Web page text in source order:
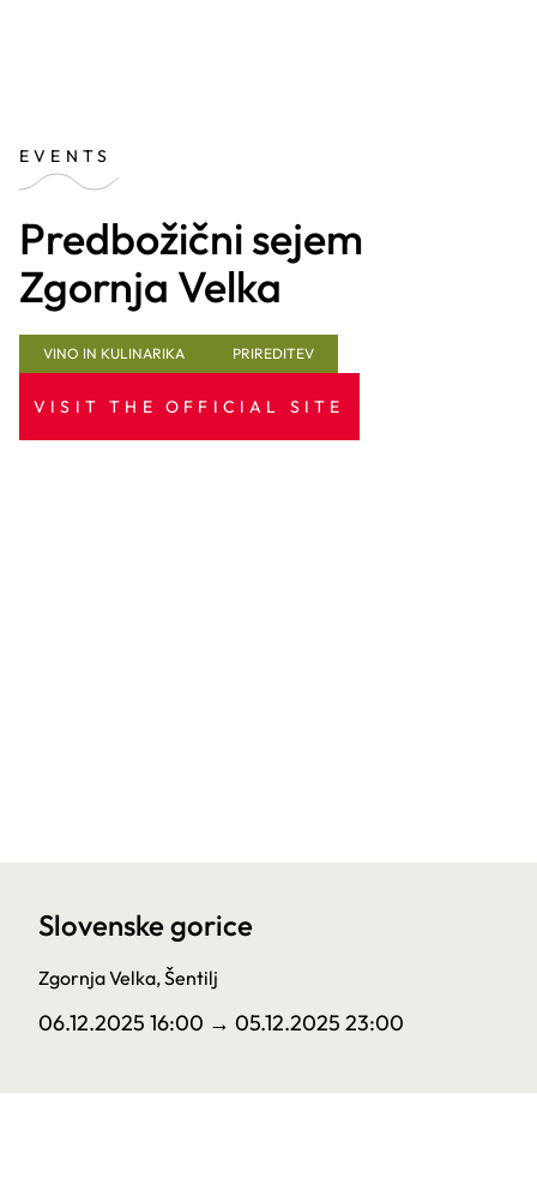
EVENTS
Predbožični sejem
Zgornja Velka
VINO IN KULINARIKA PRIREDITEV
VISIT THE OFFICIAL SITE
Slovenske gorice
Zgornja Velka, Šentilj
06.12.2025 16:00 → 05.12.2025 23:00